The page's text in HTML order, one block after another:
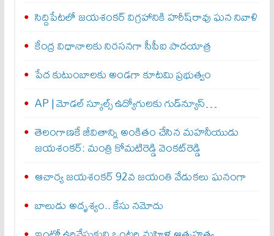
సిద్దిపేటలో జయశంకర్ విగ్రహానికి హరీష్‌రావు ఘన నివాళి
కేంద్ర విధానాలకు నిరసనగా సీపీఐ పాదయాత్ర
పేద కుటుంబాలకు అండగా కూటమి ప్రభుత్వం
AP | మోడల్ స్కూల్స్ ఉద్యోగులకు గుడ్‌న్యూస్…
తెలంగాణకే జీవితాన్ని అంకితం చేసిన మహనీయుడు
జయశంకర్: మంత్రి కోమటిరెడ్డి వెంకట్‌రెడ్డి
ఆచార్య జయశంకర్ 92వ జయంతి వేడుకలు ఘనంగా
బాలుడు అదృశ్యం.. కేసు నమోదు